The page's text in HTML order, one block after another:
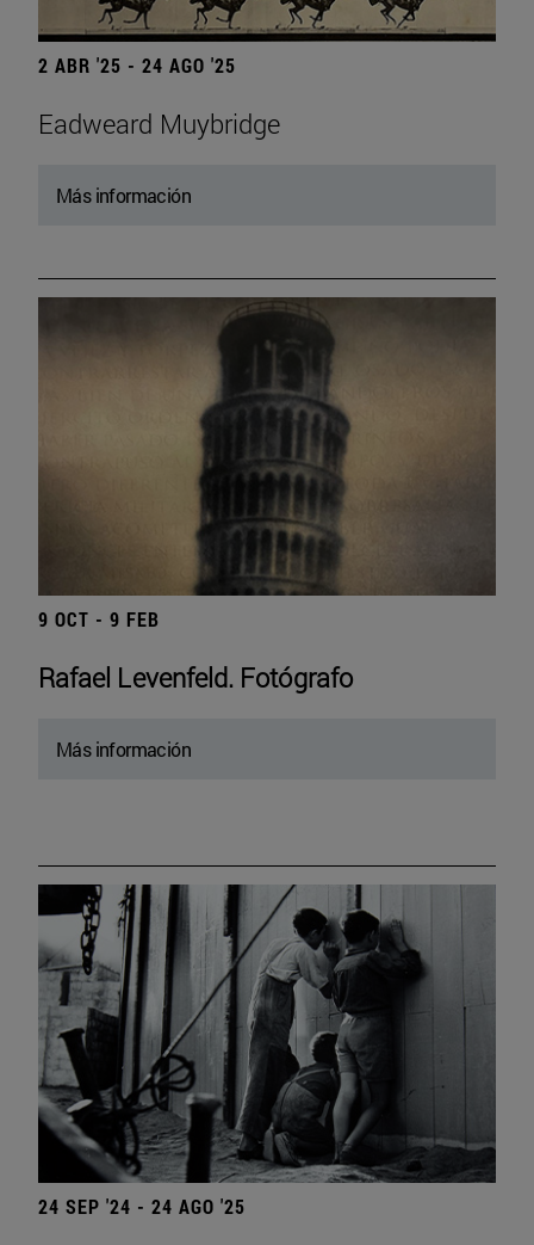
2 ABR '25 - 24 AGO '25
Eadweard Muybridge
Más información
9 OCT - 9 FEB
Rafael Levenfeld. Fotógrafo
Más información
24 SEP '24 - 24 AGO '25